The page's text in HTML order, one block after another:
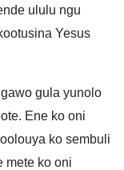
ululu ngu
Yesus
gula yunolo
Ene ko oni
ko sembuli
mete ko oni